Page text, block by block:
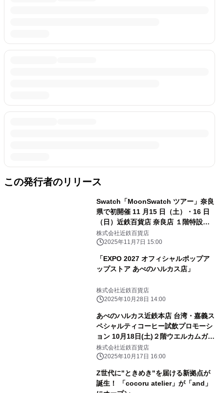
この発行者のリリース
Swatch「MoonSwatch ツアー」奈良
県で初開催 11 月15 日（土）・16 日
（日）近鉄百貨店 奈良店 １階特設会
場
株式会社近鉄百貨店
2025年11月7日 15:00
「EXPO 2027 オフィシャルポップア
ップストア あべのハルカス店」
株式会社近鉄百貨店
2025年10月28日 14:00
あべのハルカス近鉄本店 台湾・嘉義ス
ペシャルティコーヒー試飲プロモーシ
ョン 10月18日(土)２階ウエルカムガレ
リアにて開催
株式会社近鉄百貨店
2025年10月17日 16:00
Z世代に"ときめき"を届ける新拠点が
誕生！ 「cocoru atelier」が「and」